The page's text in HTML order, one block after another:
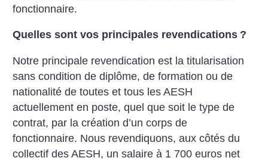
fonctionnaire.
Quelles sont vos principales revendications ?
Notre principale revendication est la titularisation
sans condition de diplôme, de formation ou de
nationalité de toutes et tous les AESH
actuellement en poste, quel que soit le type de
contrat, par la création d’un corps de
fonctionnaire. Nous revendiquons, aux côtés du
collectif des AESH, un salaire à 1 700 euros net